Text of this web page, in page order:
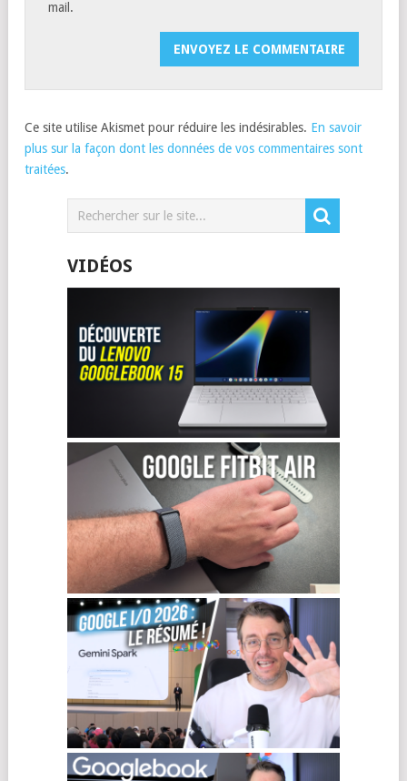
mail.
Ce site utilise Akismet pour réduire les indésirables. En savoir
plus sur la façon dont les données de vos commentaires sont
traitées.
VIDÉOS